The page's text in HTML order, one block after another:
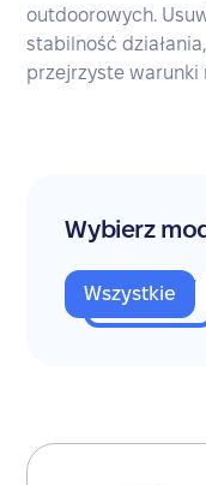
outdoorowych.
stabilność
przejrzyste warunki
Wybierz
Wszystkie